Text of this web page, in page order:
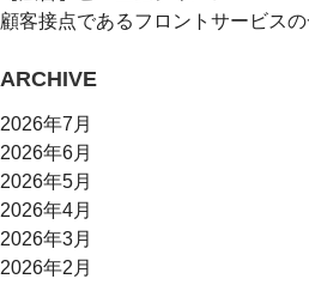
顧客接点であるフロントサービス
ARCHIVE
2026年7月
2026年6月
2026年5月
2026年4月
2026年3月
2026年2月